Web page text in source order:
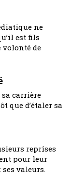
ne
est fils
de
carrière
que d’étaler sa
reprises
pour leur
valeurs.